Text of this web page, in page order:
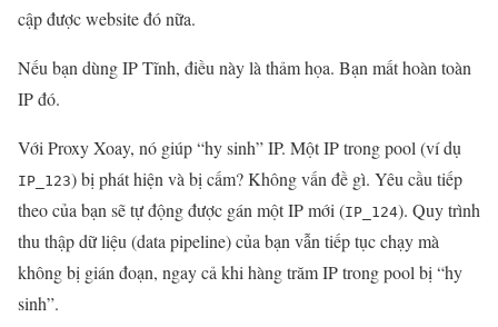
cập được website đó nữa.
Nếu bạn dùng IP Tĩnh, điều này là thảm họa. Bạn mất hoàn toàn
IP đó.
Với Proxy Xoay, nó giúp “hy sinh” IP. Một IP trong pool (ví dụ
IP_123) bị phát hiện và bị cấm? Không vấn đề gì. Yêu cầu tiếp
theo của bạn sẽ tự động được gán một IP mới (IP_124). Quy trình
thu thập dữ liệu (data pipeline) của bạn vẫn tiếp tục chạy mà
không bị gián đoạn, ngay cả khi hàng trăm IP trong pool bị “hy
sinh”.